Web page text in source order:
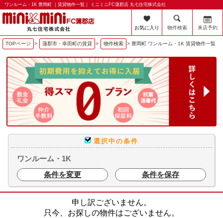
ワンルーム・1K 豊岡町 ｜賃貸物件一覧｜ ミニミニFC蒲郡店 丸七住宅株式会社
お気に入り 物件検索 来店予約
TOPページ > 蒲郡市・幸田町の賃貸 > 物件検索 > 豊岡町 ワンルーム・1K 賃貸物件一覧
選択中の条件
ワンルーム・1K
条件を変更
条件を保存
申し訳ございません。
只今、お探しの物件はございません。